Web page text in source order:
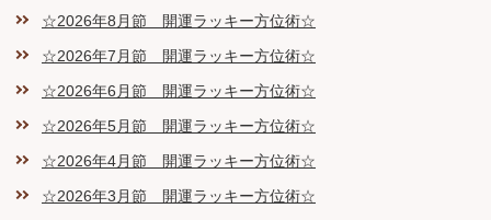
☆2026年8月節 開運ラッキー方位術☆
☆2026年7月節 開運ラッキー方位術☆
☆2026年6月節 開運ラッキー方位術☆
☆2026年5月節 開運ラッキー方位術☆
☆2026年4月節 開運ラッキー方位術☆
☆2026年3月節 開運ラッキー方位術☆